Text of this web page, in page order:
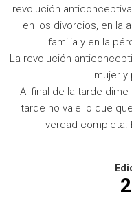
revolución
en los divorcios, en la
familia y en la
La revolución
mujer y
Al final de la tarde
tarde no vale lo que
verdad completa.